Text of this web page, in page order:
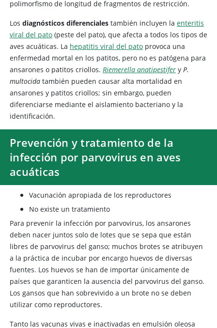
polimorfismo de longitud de fragmentos de restricción.
Los diagnósticos diferenciales también incluyen la enteritis
viral del pato (peste del pato), que afecta a todos los tipos de
aves acuáticas. La hepatitis viral del pato provoca una
enfermedad mortal en los patitos, pero no es patógena para
ansarones o patitos criollos. Riemerella anatipestifer y P.
multocida también pueden causar alta mortalidad en
ansarones y patitos criollos; sin embargo, pueden
diferenciarse mediante el aislamiento bacteriano y la
identificación.
Prevención y tratamiento de la
infección por parvovirus en aves
acuáticas
Vacunación apropiada de los reproductores
No existe un tratamiento
Para prevenir la infección por parvovirus, los ansarones
deben nacer juntos solo de lotes que se sepa que están
libres de parvovirus del ganso; muchos brotes se atribuyen
a la práctica de incubar por encargo huevos de diversas
fuentes. Los huevos se han de importar únicamente de
países que garanticen la ausencia del parvovirus del ganso.
Los gansos que han sobrevivido a un brote no se deben
utilizar como reproductores.
Tanto las vacunas vivas e inactivadas en emulsión oleosa